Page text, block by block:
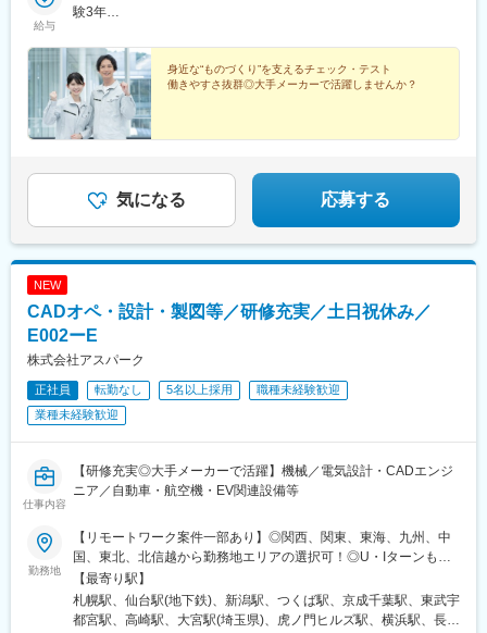
麻布十番駅、大国町駅、桃山御陵前駅、野田駅(阪神線)、肥後橋
前、五島町駅
ど）■北信越エリア（石川、福井、富山、新潟、長野など）のプロ
勤は、基本的には本人が希望する場合以外ありません※受動喫煙防
止対策：オフィス内全面禁煙
路駅、岡山駅、八丁堀駅(広島県)、高松駅(香川県)、天神駅、花畑
尾駅、水島駅、通津駅、福山駅、岩国駅、可部駅、横川駅(広島
県)、東広島駅、山西駅、本町六丁目駅、金川駅、東野駅(京都
府)、東山・おかでんミュージアム駅、衣山駅、山麓駅(皿倉山)、
堺筋本町駅、鷹野橋駅、堺駅、比治山下駅、広域公園前駅、横川
一丁目駅、錦糸町駅、検見川浜駅、本町駅、津守駅、中野東駅、
六本木駅、伊予大洲駅、福駅、芦原橋駅、桃山駅、野田阪神駅、
東比恵駅、渡辺橋駅、淀屋橋駅、鶴崎駅、西小倉駅、二島駅、今
池駅(福岡県)、上鳥羽口駅、竹下駅、小森江駅、甘木駅(西鉄線)、
広畑駅、住ノ江駅、江波駅、八本松駅、矢場町駅、大船駅、新羽
駅、油田駅、五井駅、門出駅、洛西口駅、小舞子駅、黒川駅(愛知
羽駅、峰駅、陸前落合駅、センター南駅、北四番丁駅、稲永駅、
岡本駅(栃木県)、笠寺駅、村井駅、茅野駅、本山駅(愛知県)、さが
駅、徳山駅、周防下郷駅、道ノ尾駅、大波止駅、喜々津駅、国母
駅、松江駅、伊賀屋駅、弥生が丘駅、宮崎駅、南鹿児島駅、さっ
ぽろ駅、青葉通一番町駅、千葉駅、虎ノ門駅、神奈川駅、市役所
前駅(長野県)、新静岡駅、第一通り駅、近鉄名古屋駅、金沢駅、中
崎町駅、オークスカナルパークホテル富山前、四条駅(京都市営)、
神戸三宮駅(阪神)、姫路駅、岡山駅前駅、胡町駅、高松築港駅、天
神南駅、辛島町駅、南公園駅、湊川駅、小路駅、常盤駅(岡山県)、
之島駅、なにわ橋駅、甘木駅(甘木鉄道線)、住之江公園駅、上前津
駅、久屋大通駅、平沼橋駅、国道駅、蒔田駅、赤羽岩淵駅、セン
ター北駅、勾当台公園駅、本笠寺駅、自由ケ丘駅(愛知県)、出島
駅、北１２条駅、あおば通駅、新千葉駅、神谷町駅、新高島駅、
日吉町駅、新浜松駅、名鉄名古屋駅、梅田駅(地下鉄)、富山駅、京
給与
験3年
発経験10年
身近な“ものづくり”を支えるチェック・テスト
働きやすさ抜群◎大手メーカーで活躍しませんか？
気になる 応募する
NEW
CADオペ・設計・製図等／研修充実／土日祝休み／
E002ーE
株式会社アスパーク
正社員 転勤なし 5名以上採用
職種未経験歓迎
業種未経験歓迎
仕事内容
【研修充実◎大手メーカーで活躍】機械／電気設計・CADエンジ
ニア／自動車・航空機・EV関連設備等
勤務地
【リモートワーク案件一部あり】◎関西、関東、東海、九州、中
国、東北、北信越から勤務地エリアの選択可！◎U・Iターンも歓
迎！（引越し代全額負担・家賃95％補助など制度も完備！）■関
西エリア（大阪、京都、兵庫、奈良、和歌山、滋賀）■関東エリア
（東京、神奈川、千葉、埼玉、栃木、茨城、群馬など）■東海エリ
【最寄り駅】
札幌駅、仙台駅(地下鉄)、新潟駅、つくば駅、京成千葉駅、東武宇
都宮駅、高崎駅、大宮駅(埼玉県)、虎ノ門ヒルズ駅、横浜駅、長野